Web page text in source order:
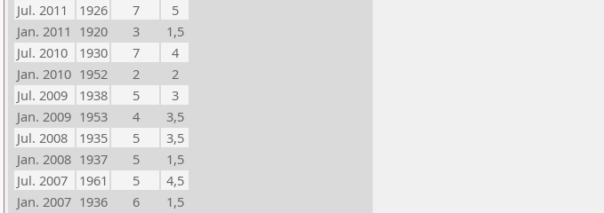
Jul. 2011
1926 7
5
Jan. 2011 1920 3
1,5
Jul. 2010
1930 7
4
Jan. 2010 1952 2
2
Jul. 2009
1938 5
3
Jan. 2009 1953 4
3,5
Jul. 2008
1935 5
3,5
Jan. 2008 1937 5
1,5
Jul. 2007
1961 5
4,5
Jan. 2007 1936 6
1,5